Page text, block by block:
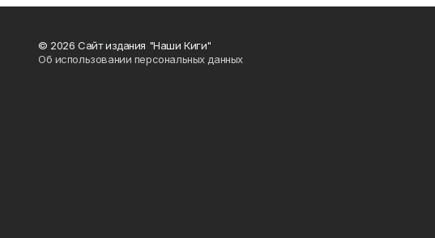
© 2026 Сайт издания "Наши Киги"
Об использовании персональных данных